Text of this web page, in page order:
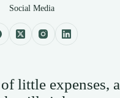
Social Media
little expenses, a